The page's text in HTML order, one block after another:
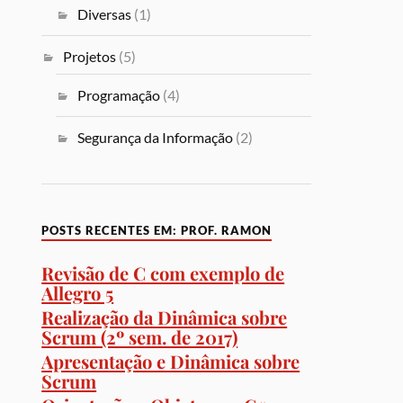
Diversas (1)
Projetos (5)
Programação (4)
Segurança da Informação (2)
POSTS RECENTES EM: PROF. RAMON
Revisão de C com exemplo de
Allegro 5
Realização da Dinâmica sobre
Scrum (2º sem. de 2017)
Apresentação e Dinâmica sobre
Scrum